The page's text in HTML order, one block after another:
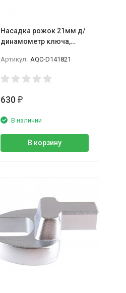
Насадка рожок 21мм д/
динамометр ключа,
LICOTA
Артикул: AQC-D141821
630 ₽
В наличии
В корзину